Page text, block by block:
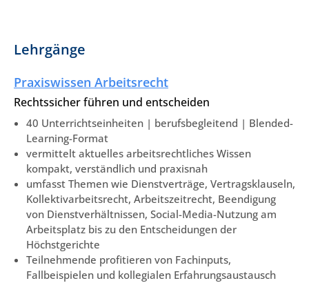
Lehrgänge
Praxiswissen Arbeitsrecht
Rechtssicher führen und entscheiden
40 Unterrichtseinheiten | berufsbegleitend | Blended-
Learning-Format
vermittelt aktuelles arbeitsrechtliches Wissen
kompakt, verständlich und praxisnah
umfasst Themen wie Dienstverträge, Vertragsklauseln,
Kollektivarbeitsrecht, Arbeitszeitrecht, Beendigung
von Dienstverhältnissen, Social-Media-Nutzung am
Arbeitsplatz bis zu den Entscheidungen der
Höchstgerichte
Teilnehmende profitieren von Fachinputs,
Fallbeispielen und kollegialen Erfahrungsaustausch